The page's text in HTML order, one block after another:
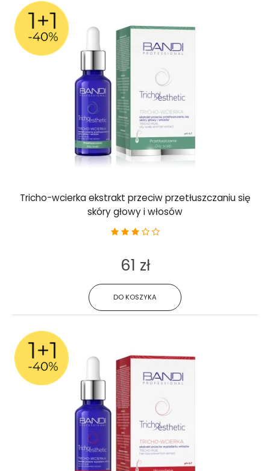
Tricho-wcierka ekstrakt przeciw przetłuszczaniu się
skóry głowy i włosów
DO KOSZYKA
61 zł